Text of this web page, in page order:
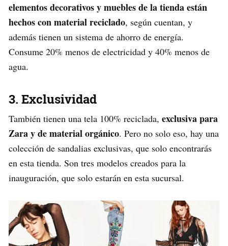
elementos decorativos y muebles de la tienda están
hechos con material reciclado, según cuentan, y
además tienen un sistema de ahorro de energía.
Consume 20% menos de electricidad y 40% menos de
agua.
3. Exclusividad
También tienen una tela 100% reciclada, exclusiva para
Zara y de material orgánico. Pero no solo eso, hay una
colección de sandalias exclusivas, que solo encontrarás
en esta tienda. Son tres modelos creados para la
inauguración, que solo estarán en esta sucursal.